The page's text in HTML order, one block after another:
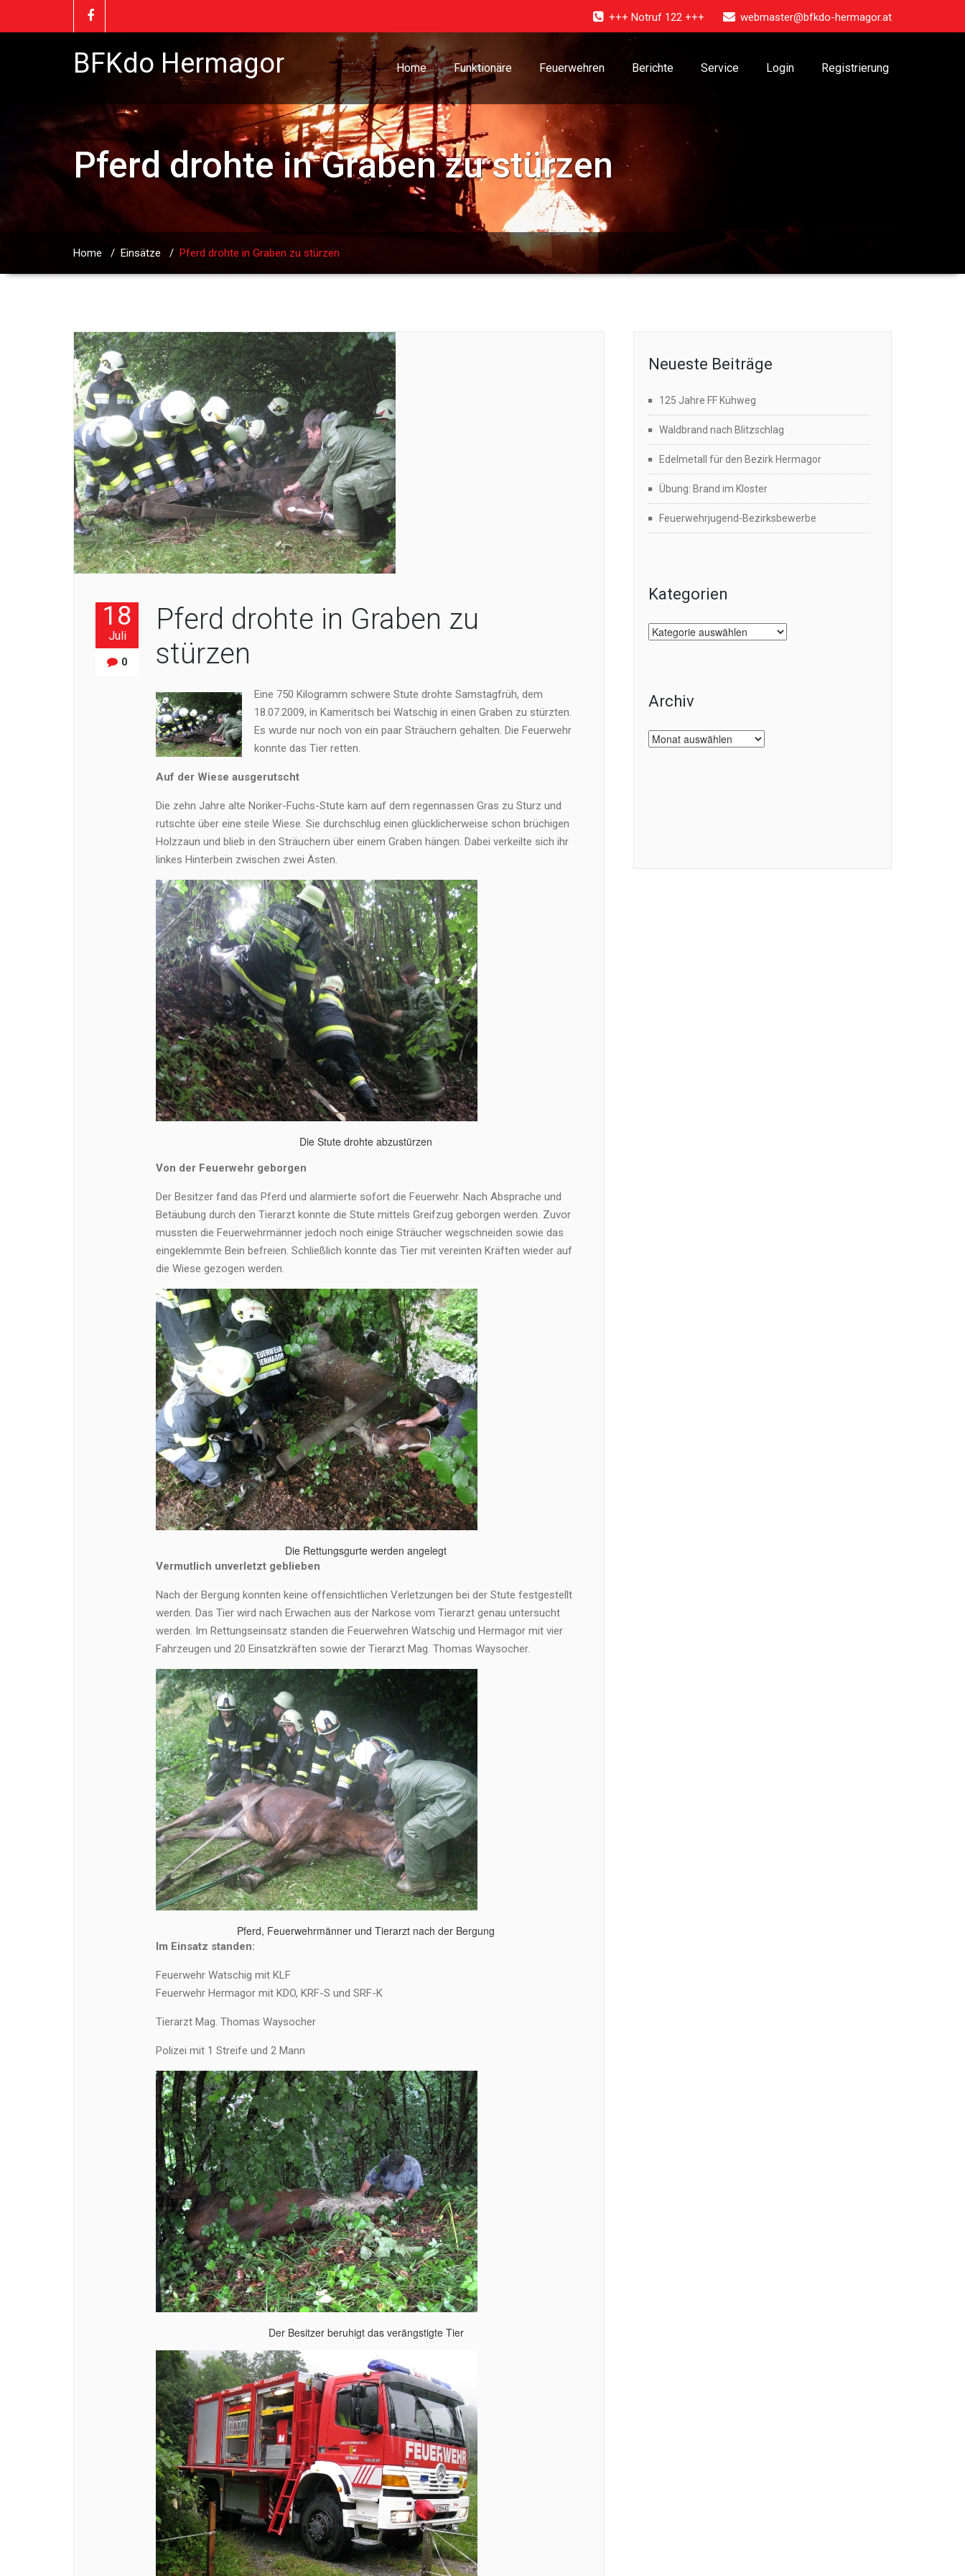
+++ Notruf 122 +++ webmaster@bfkdo-hermagor.at
BFKdo Hermagor Home Funktionäre Feuerwehren Berichte Service Login Registrierung
Pferd drohte in Graben zu stürzen
Home / Einsätze / Pferd drohte in Graben zu stürzen
18
Juli
0
Pferd drohte in Graben zu
stürzen
Eine 750 Kilogramm schwere Stute drohte Samstagfrüh, dem
18.07.2009, in Kameritsch bei Watschig in einen Graben zu stürzten.
Es wurde nur noch von ein paar Sträuchern gehalten. Die Feuerwehr
konnte das Tier retten.
Auf der Wiese ausgerutscht
Die zehn Jahre alte Noriker-Fuchs-Stute kam auf dem regennassen Gras zu Sturz und
rutschte über eine steile Wiese. Sie durchschlug einen glücklicherweise schon brüchigen
Holzzaun und blieb in den Sträuchern über einem Graben hängen. Dabei verkeilte sich ihr
linkes Hinterbein zwischen zwei Ästen.
Die Stute drohte abzustürzen
Von der Feuerwehr geborgen
Der Besitzer fand das Pferd und alarmierte sofort die Feuerwehr. Nach Absprache und
Betäubung durch den Tierarzt konnte die Stute mittels Greifzug geborgen werden. Zuvor
mussten die Feuerwehrmänner jedoch noch einige Sträucher wegschneiden sowie das
eingeklemmte Bein befreien. Schließlich konnte das Tier mit vereinten Kräften wieder auf
die Wiese gezogen werden.
Die Rettungsgurte werden angelegt
Vermutlich unverletzt geblieben
Nach der Bergung konnten keine offensichtlichen Verletzungen bei der Stute festgestellt
werden. Das Tier wird nach Erwachen aus der Narkose vom Tierarzt genau untersucht
werden. Im Rettungseinsatz standen die Feuerwehren Watschig und Hermagor mit vier
Fahrzeugen und 20 Einsatzkräften sowie der Tierarzt Mag. Thomas Waysocher.
Pferd, Feuerwehrmänner und Tierarzt nach der Bergung
Im Einsatz standen:
Feuerwehr Watschig mit KLF
Feuerwehr Hermagor mit KDO, KRF-S und SRF-K
Tierarzt Mag. Thomas Waysocher
Polizei mit 1 Streife und 2 Mann
Der Besitzer beruhigt das verängstigte Tier
Neueste Beiträge
125 Jahre FF Kühweg
Waldbrand nach Blitzschlag
Edelmetall für den Bezirk Hermagor
Übung: Brand im Kloster
Feuerwehrjugend-Bezirksbewerbe
Kategorien
Kategorien
Archiv
Archiv